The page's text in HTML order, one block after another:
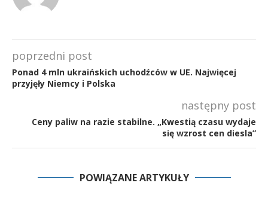
poprzedni post
Ponad 4 mln ukraińskich uchodźców w UE. Najwięcej
przyjęły Niemcy i Polska
następny post
Ceny paliw na razie stabilne. „Kwestią czasu wydaje
się wzrost cen diesla”
POWIĄZANE ARTYKUŁY